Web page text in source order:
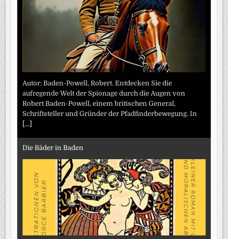
Autor: Baden-Powell, Robert. Entdecken Sie die
aufregende Welt der Spionage durch die Augen von
Robert Baden-Powell, einem britischen General,
Schriftsteller und Gründer der Pfadfinderbewegung. In
[...]
Die Bäder in Baden